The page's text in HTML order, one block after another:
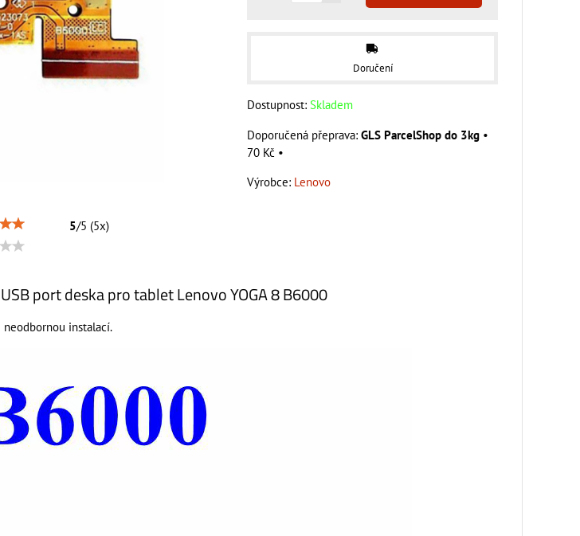
5/5 (5x)
Doručení
Dostupnost: Skladem
GLS ParcelShop do 3kg •
70 Kč •
Výrobce: Lenovo
port deska pro tablet Lenovo YOGA 8 B6000
neodbornou instalací.